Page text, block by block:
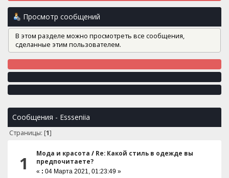
Просмотр сообщений
В этом разделе можно просмотреть все сообщения,
сделанные этим пользователем.
Сообщения - Essseniia
Страницы: [1]
1 Мода и красота / Re: Какой стиль в одежде вы
предпочитаете?
« : 04 Марта 2021, 01:23:49 »